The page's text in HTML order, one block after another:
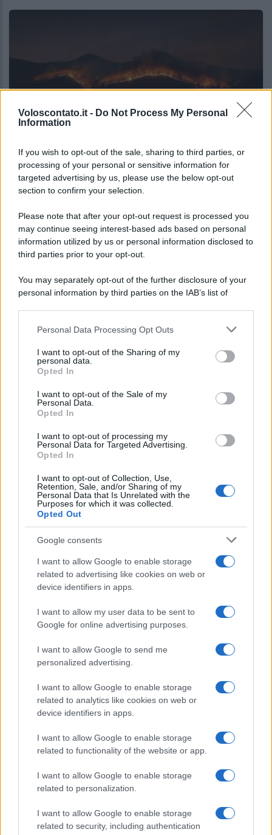
Voloscontato.it - Do Not Process My Personal
Information
If you wish to opt-out of the sale, sharing to third parties, or
processing of your personal or sensitive information for
targeted advertising by us, please use the below opt-out
section to confirm your selection.
Please note that after your opt-out request is processed you
may continue seeing interest-based ads based on personal
information utilized by us or personal information disclosed to
third parties prior to your opt-out.
You may separately opt-out of the further disclosure of your
personal information by third parties on the IAB’s list of
This information may also be disclosed by us to third parties
disclose it to other third parties.
Please note that this website/app uses one or more Google
services and may gather and store information including but
not limited to your visit or usage behaviour. You may click to
grant or deny consent to Google and its third-party tags to
consent section.
Personal Data Processing Opt Outs
I want to opt-out of the Sharing of my
personal data.
Opted In
I want to opt-out of the Sale of my
Personal Data.
Opted In
I want to opt-out of processing my
Personal Data for Targeted Advertising.
Opted In
I want to opt-out of Collection, Use,
Retention, Sale, and/or Sharing of my
Personal Data that Is Unrelated with the
Purposes for which it was collected.
Opted Out
Google consents
I want to allow Google to enable storage
related to advertising like cookies on web or
device identifiers in apps.
I want to allow my user data to be sent to
Google for online advertising purposes.
I want to allow Google to send me
personalized advertising.
I want to allow Google to enable storage
related to analytics like cookies on web or
device identifiers in apps.
I want to allow Google to enable storage
related to functionality of the website or app.
I want to allow Google to enable storage
related to personalization.
I want to allow Google to enable storage
related to security, including authentication
NOTIZIE DAL MONDO
Gli incendi stanno cambiando il turismo
europeo: la classifica che dovresti
conoscere
Lo sapevi che...
care d’Europa: la classifica 2026 fa
discutere
Rientro dalla Spagna, attenzione ai
controlli: cosa cambia negli aeroporti
italiani
Meteo weekend 7-9 agosto: il
secondo di agosto porta grosse novità
CHI
SIAMO
PARTNERSHIP E
ACCREDITAMENTI
© 2026 - VOLOSCONTATO CONSIGLI E DIARI DI VIAGGIO - P.IVA
04827280654 – TESTATA REGISTRATA AL TRIBUNALE DI NOCERA
INFERIORE N. 3/2026 – REG. N. 1894/2026 ISCRIZIONE AL ROC N.
35792 – ISCRITTA ALL’ANSO (ASSOCIAZIONE NAZIONALE STAMPA
ONLINE)
MAPPA DEL SITO